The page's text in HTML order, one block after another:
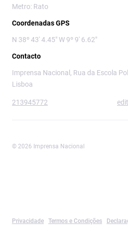
Metro: Rato
Coordenadas GPS
N 38º 43' 4.45" W 9º 9' 6.62"
Contacto
Imprensa Nacional, Rua da Escola
Lisboa
213945772
© 2026 Imprensa Nacional
Privacidade Termos e Condições